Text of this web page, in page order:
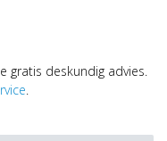
gratis deskundig advies.
.